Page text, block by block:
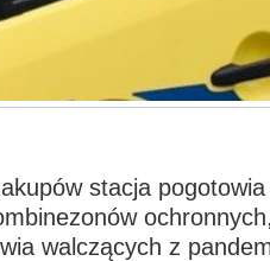
stacja
walczących z